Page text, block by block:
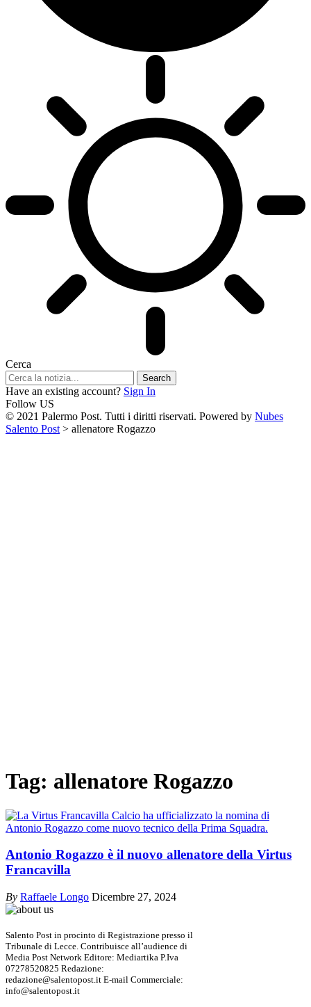
Cerca
Have an existing account? Sign In
Follow US
© 2021 Palermo Post. Tutti i diritti riservati. Powered by Nubes
Salento Post > allenatore Rogazzo
Tag: allenatore Rogazzo
Antonio Rogazzo è il nuovo allenatore della Virtus
Francavilla
By Raffaele Longo Dicembre 27, 2024
Salento Post in procinto di Registrazione presso il
Tribunale di Lecce. Contribuisce all’audience di
Media Post Network Editore: Mediartika P.Iva
07278520825 Redazione:
redazione@salentopost.it E-mail Commerciale:
info@salentopost.it